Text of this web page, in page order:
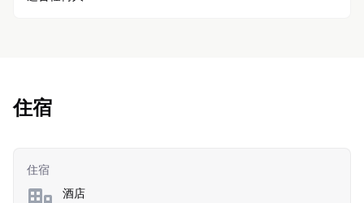
住宿
住宿
酒店